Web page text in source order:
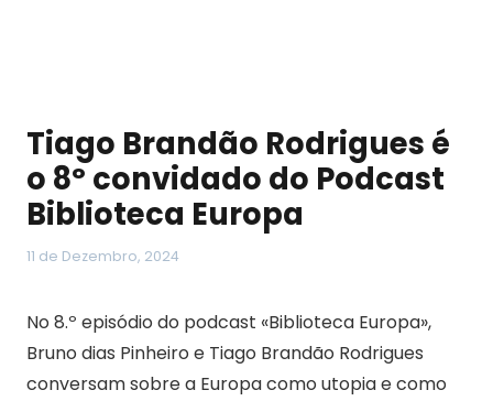
Tiago Brandão Rodrigues é
o 8º convidado do Podcast
Biblioteca Europa
11 de Dezembro, 2024
No 8.º episódio do podcast «Biblioteca Europa»,
Bruno dias Pinheiro e Tiago Brandão Rodrigues
conversam sobre a Europa como utopia e como